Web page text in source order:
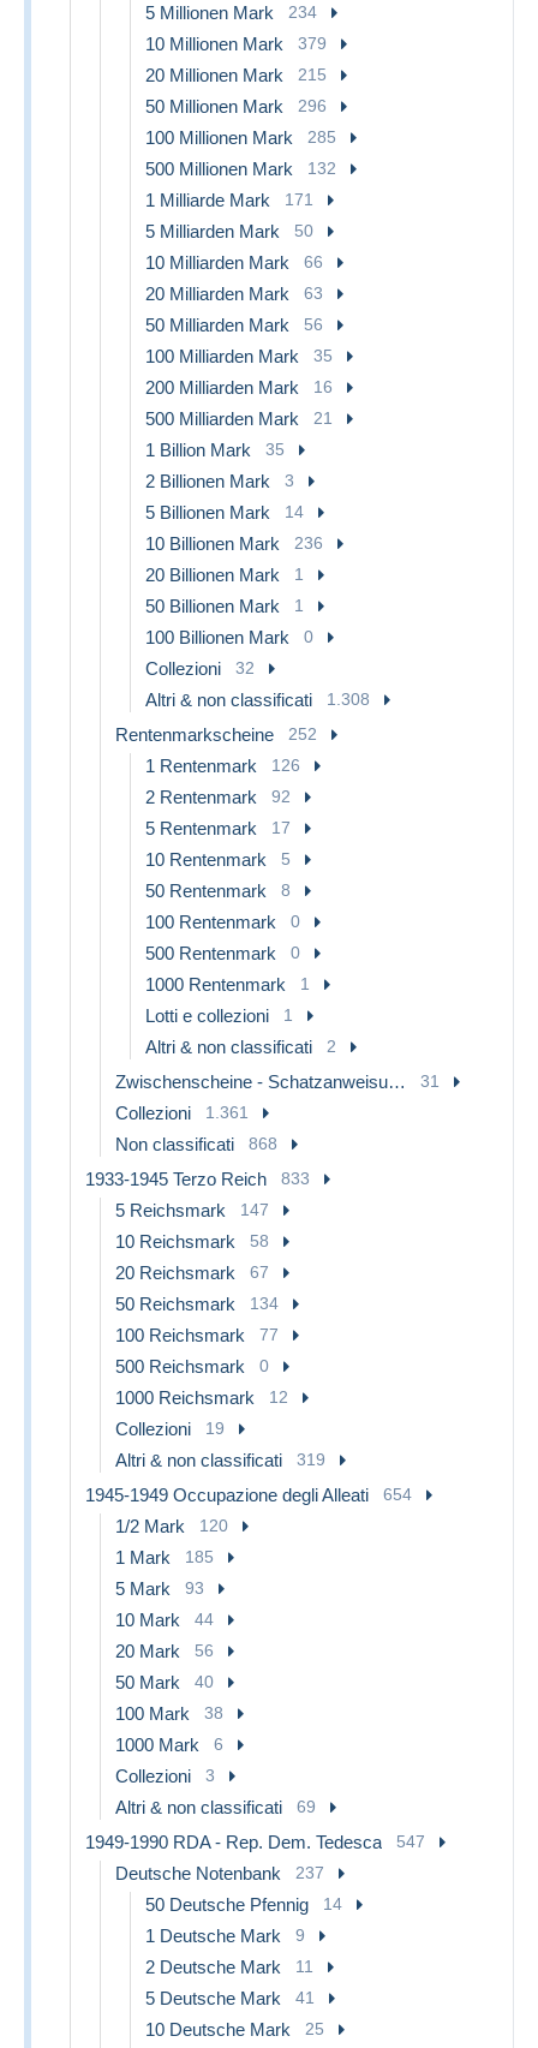
5 Millionen Mark 234
10 Millionen Mark 379
20 Millionen Mark 215
50 Millionen Mark 296
100 Millionen Mark 285
500 Millionen Mark 132
1 Milliarde Mark 171
5 Milliarden Mark 50
10 Milliarden Mark 66
20 Milliarden Mark 63
50 Milliarden Mark 56
100 Milliarden Mark 35
200 Milliarden Mark 16
500 Milliarden Mark 21
1 Billion Mark 35
2 Billionen Mark 3
5 Billionen Mark 14
10 Billionen Mark 236
20 Billionen Mark 1
50 Billionen Mark 1
100 Billionen Mark 0
Collezioni 32
Altri & non classificati 1.308
Rentenmarkscheine 252
1 Rentenmark 126
2 Rentenmark 92
5 Rentenmark 17
10 Rentenmark 5
50 Rentenmark 8
100 Rentenmark 0
500 Rentenmark 0
1000 Rentenmark 1
Lotti e collezioni 1
Altri & non classificati 2
Zwischenscheine - Schatzanweisungen 31
Collezioni 1.361
Non classificati 868
1933-1945 Terzo Reich 833
5 Reichsmark 147
10 Reichsmark 58
20 Reichsmark 67
50 Reichsmark 134
100 Reichsmark 77
500 Reichsmark 0
1000 Reichsmark 12
Collezioni 19
Altri & non classificati 319
1945-1949 Occupazione degli Alleati 654
1/2 Mark 120
1 Mark 185
5 Mark 93
10 Mark 44
20 Mark 56
50 Mark 40
100 Mark 38
1000 Mark 6
Collezioni 3
Altri & non classificati 69
1949-1990 RDA - Rep. Dem. Tedesca 547
Deutsche Notenbank 237
50 Deutsche Pfennig 14
1 Deutsche Mark 9
2 Deutsche Mark 11
5 Deutsche Mark 41
10 Deutsche Mark 25